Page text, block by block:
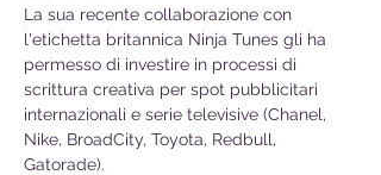
La sua recente collaborazione con
l'etichetta britannica Ninja Tunes gli ha
permesso di investire in processi di
scrittura creativa per spot pubblicitari
internazionali e serie televisive (Chanel,
Nike, BroadCity, Toyota, Redbull,
Gatorade).